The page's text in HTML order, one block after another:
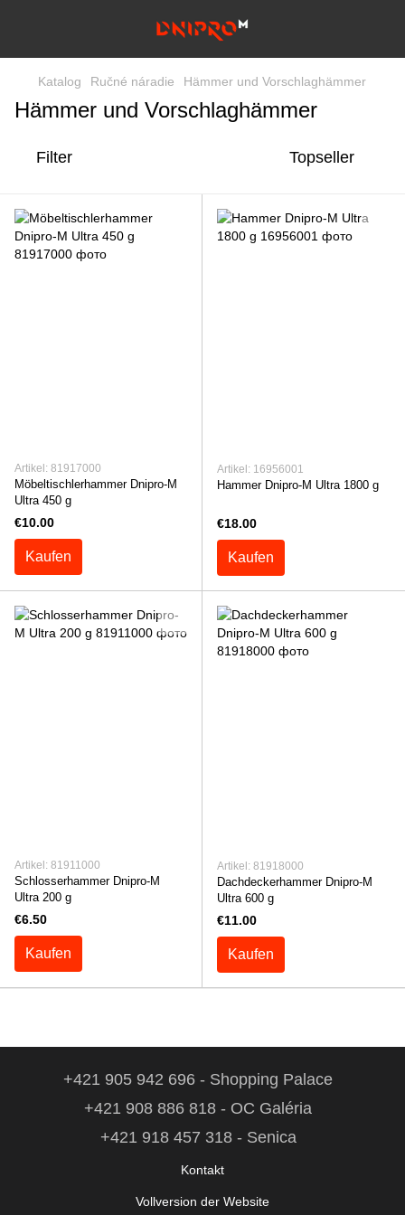
Katalog Ručné náradie Hämmer und Vorschlaghämmer
Hämmer und Vorschlaghämmer
Filter Topseller
Artikel: 81917000
Möbeltischlerhammer Dnipro-M
Ultra 450 g
€10.00
Kaufen
Artikel: 16956001
Hammer Dnipro-M Ultra 1800 g
€18.00
Kaufen
Artikel: 81911000
Schlosserhammer Dnipro-M
Ultra 200 g
€6.50
Kaufen
Artikel: 81918000
Dachdeckerhammer Dnipro-M
Ultra 600 g
€11.00
Kaufen
+421 905 942 696 - Shopping Palace
+421 908 886 818 - OC Galéria
+421 918 457 318 - Senica
Kontakt
Vollversion der Website